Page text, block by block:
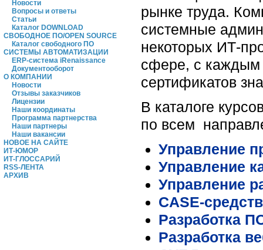
Новости
Вопросы и ответы
Статьи
Каталог DOWNLOAD
СВОБОДНОЕ ПО/OPEN SOURCE
Каталог свободного ПО
СИСТЕМЫ АВТОМАТИЗАЦИИ
ERP-система iRenaissance
Документооборот
О КОМПАНИИ
Новости
Отзывы заказчиков
Лицензии
Наши координаты
Программа партнерства
Наши партнеры
Наши вакансии
НОВОЕ НА САЙТЕ
ИТ-ЮМОР
ИТ-ГЛОССАРИЙ
RSS-ЛЕНТА
АРХИВ
рынке труда.
системные
некоторых ИТ-
сфере, с каждым
сертификатов
В каталоге
по всем
Управление
Управление
Управление
CASE-
Разработка
Разработка